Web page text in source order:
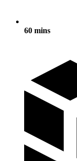
60 mins